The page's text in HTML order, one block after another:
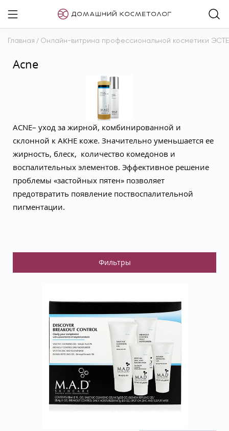
Главная / Онлайн-витрина профессиональной косметики
Аcne
ACNE– уход за жирной, комбинированной и
склонной к АКНЕ коже. Значительно уменьшается ее
жирность, блеск, количество комедонов и
воспалительных элементов. Эффективное решение
проблемы «застойных пятен» позволяет
предотвратить появление поствоспалительной
пигментации.